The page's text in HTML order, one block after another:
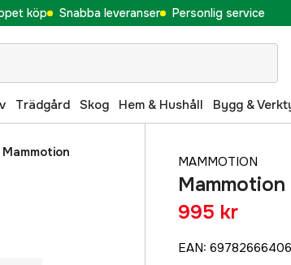
köp Snabba leveranser Personlig service
Trädgård Skog Hem & Hushåll Bygg &
Mammotion
MAMMOTION
995 kr
EAN: